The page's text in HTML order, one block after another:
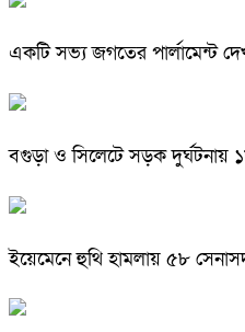
একটি সভ্য জগতের পার্লামেন্ট
বগুড়া ও সিলেটে সড়ক দুর্ঘটনায়
ইয়েমেনে হুথি হামলায় ৫৮